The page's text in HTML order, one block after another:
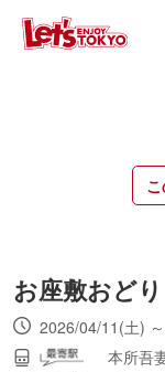
お座敷おど
本所吾